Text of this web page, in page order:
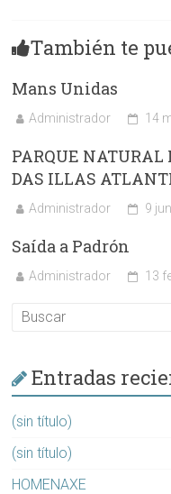
También te
Mans Unidas
Administrador 14
PARQUE
DAS ILLAS
Administrador 9
Saída a Padrón
Administrador 13
Entradas
(sin título)
(sin título)
HOMENAXE